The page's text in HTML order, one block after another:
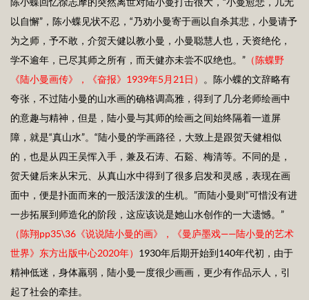
以自懈”，陈小蝶见状不忍，“乃劝小曼寄于画以自杀其悲，小曼请予
为之师，予不敢，介贺天健以教小曼，小曼聪慧人也，天资绝伦，
学不逾年，已尽其师之所有，而天健亦未尝不叹绝也。” （陈蝶野
《陆小曼画传》，《奋报》1939年5月21 日）
。陈小蝶的文辞略有
夸张，不过陆小曼的山水画的确格调高雅，得到了几分老师绘画中
的意趣与精神，但是，陆小曼与其师的绘画之间始终隔着一道屏
障，就是“真山水”。“陆小曼的学画路径，大致上是跟贺天健相似
的，也是从四王吴恽入手，兼及石涛、石谿、梅清等。不同的是，
贺天健后来从宋元、从真山水中得到了很多启发和灵感，表现在画
面中，便是扑面而来的一股活泼泼的生机。”而陆小曼则“可惜没有进
一步拓展到师造化的阶段，这应该说是她山水创作的一大遗憾。”
（陈翔pp35\36 《说说陆小曼的画》，《曼庐墨戏——陆小曼的艺术
世界》东方出版中心2020年） 1930年后期开始到140年代初，由于
精神低迷，身体羸弱，陆小曼一度很少画画，更少有作品示人，引
起了社会的牵挂。